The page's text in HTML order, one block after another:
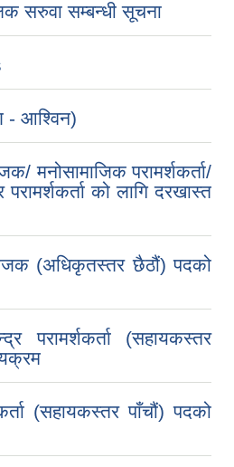
सरुवा सम्बन्धी सूचना
- आश्विन)
मनोसामाजिक परामर्शकर्ता/
को लागि दरखास्त
(अधिकृतस्तर छैठौं) पदको
परामर्शकर्ता (सहायकस्तर
(सहायकस्तर पाँचौं) पदको